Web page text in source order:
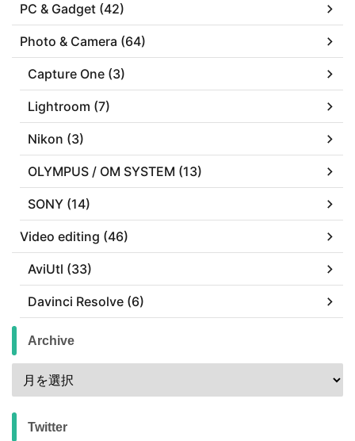
PC & Gadget (42)
Photo & Camera (64)
Capture One (3)
Lightroom (7)
Nikon (3)
OLYMPUS / OM SYSTEM (13)
SONY (14)
Video editing (46)
AviUtl (33)
Davinci Resolve (6)
Archive
Twitter